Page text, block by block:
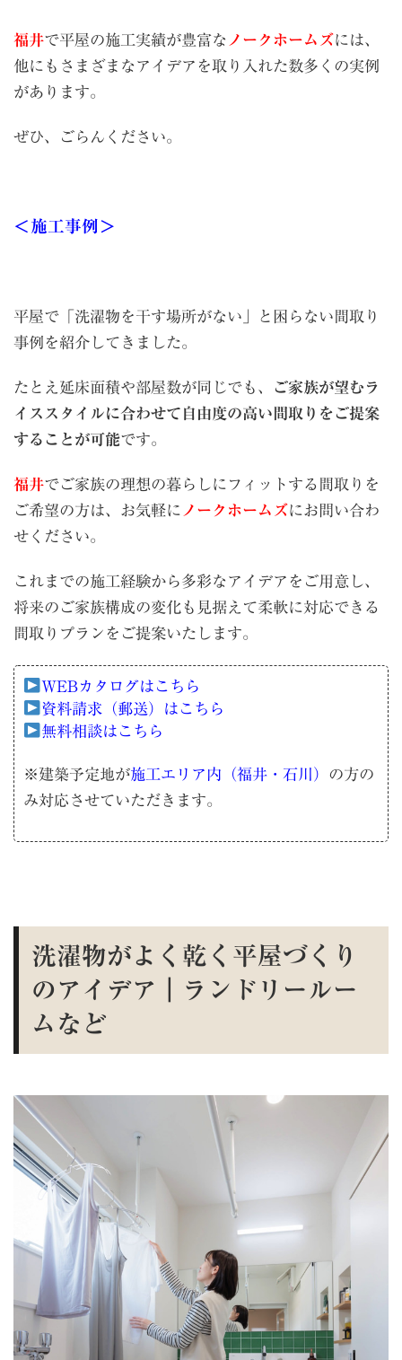
福井で平屋の施工実績が豊富な ノークホームズには、
他にもさまざまなアイデアを取り入れた数多くの実例
があります。
ぜひ、ごらんください。
＜施工事例＞
平屋で「洗濯物を干す場所がない」と困らない間取り
事例を紹介してきました。
たとえ延床面積や部屋数が同じでも、
ご家族が望むラ
イススタイルに合わせて自由度の高い間取りをご提案
することが可能です。
福井でご家族の理想の暮らしにフィットする間取りを
ご希望の方は、お気軽に ノークホームズにお問い合わ
せください。
これまでの施工経験から多彩なアイデアをご用意し、
将来のご家族構成の変化も見据えて柔軟に対応できる
間取りプランをご提案いたします。
WEBカタログはこちら
資料請求（郵送）はこちら
無料相談はこちら
※建築予定地が施工エリア内（福井・石川） の方の
み対応させていただきます。
洗濯物がよく乾く平屋づくり
のアイデア｜ランドリールー
ムなど